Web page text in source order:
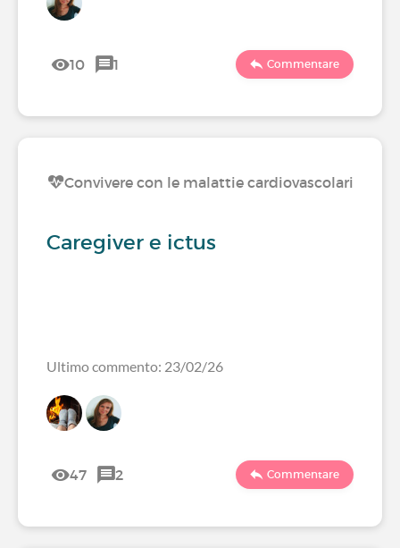
10 1 Commentare
Convivere con le malattie cardiovascolari
Caregiver e ictus
Ultimo commento: 23/02/26
47 2 Commentare